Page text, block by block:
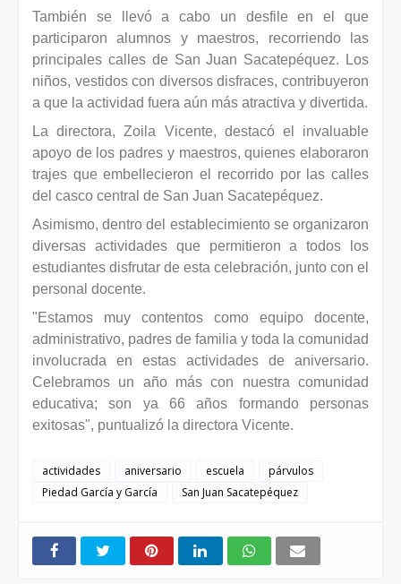
También se llevó a cabo un desfile en el que
participaron alumnos y maestros, recorriendo las
principales calles de San Juan Sacatepéquez. Los
niños, vestidos con diversos disfraces, contribuyeron
a que la actividad fuera aún más atractiva y divertida.
La directora, Zoila Vicente, destacó el invaluable
apoyo de los padres y maestros, quienes elaboraron
trajes que embellecieron el recorrido por las calles
del casco central de San Juan Sacatepéquez.
Asimismo, dentro del establecimiento se organizaron
diversas actividades que permitieron a todos los
estudiantes disfrutar de esta celebración, junto con el
personal docente.
"Estamos muy contentos como equipo docente,
administrativo, padres de familia y toda la comunidad
involucrada en estas actividades de aniversario.
Celebramos un año más con nuestra comunidad
educativa; son ya 66 años formando personas
exitosas", puntualizó la directora Vicente.
actividades aniversario escuela
párvulos
Piedad García y García
San Juan Sacatepéquez